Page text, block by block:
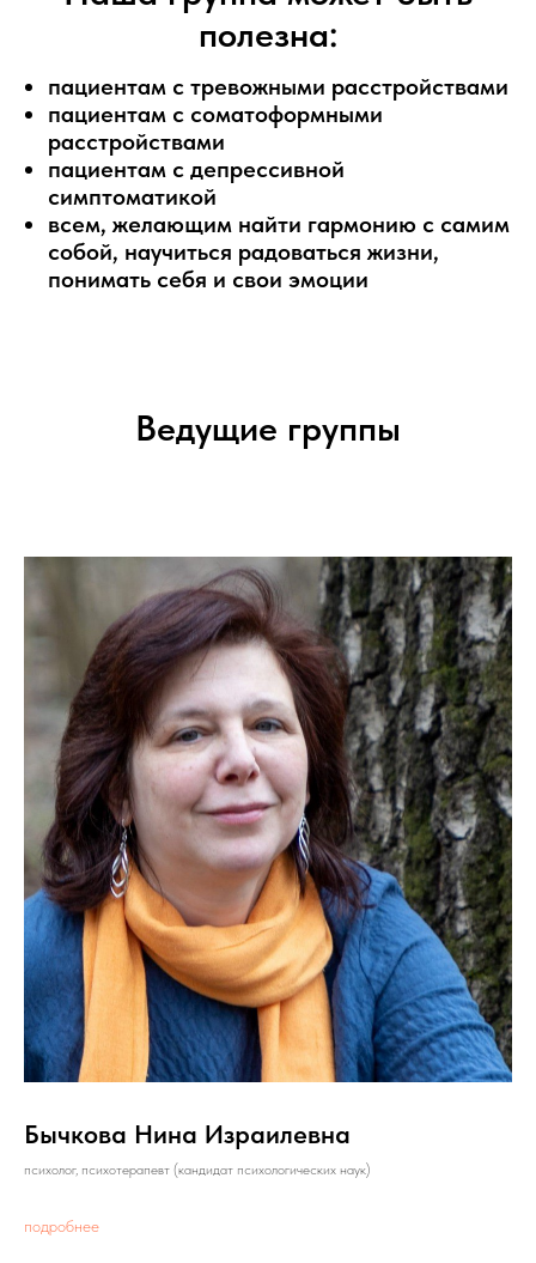
полезна:
пациентам с тревожными расстройствами
пациентам с соматоформными
расстройствами
пациентам с депрессивной
симптоматикой
всем, желающим найти гармонию с самим
собой, научиться радоваться жизни,
понимать себя и свои эмоции
Ведущие группы
Бычкова Нина Израилевна
психолог, психотерапевт (кандидат психологических наук)
подробнее